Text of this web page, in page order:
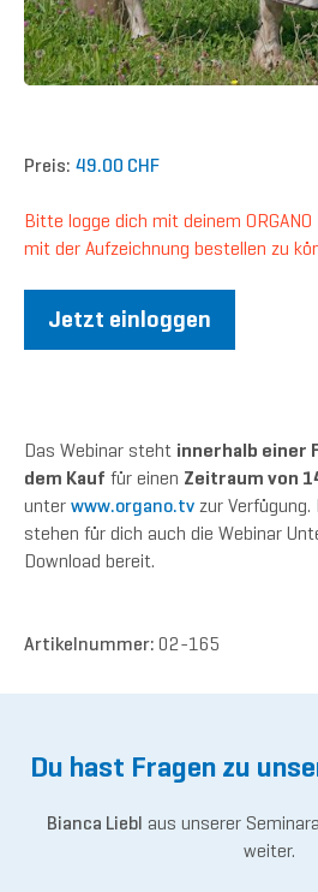
Preis: 49.00 CHF
Bitte logge dich mit deinem
mit der Aufzeichnung bestellen zu
Jetzt einloggen
Das Webinar steht innerhalb einer
dem Kauf für einen Zeitraum von
unter www.organo.tv zur
stehen für dich auch die Webinar
Download bereit.
Artikelnummer: 02-165
Du hast Fragen zu
Bianca Liebl aus unserer
weiter.